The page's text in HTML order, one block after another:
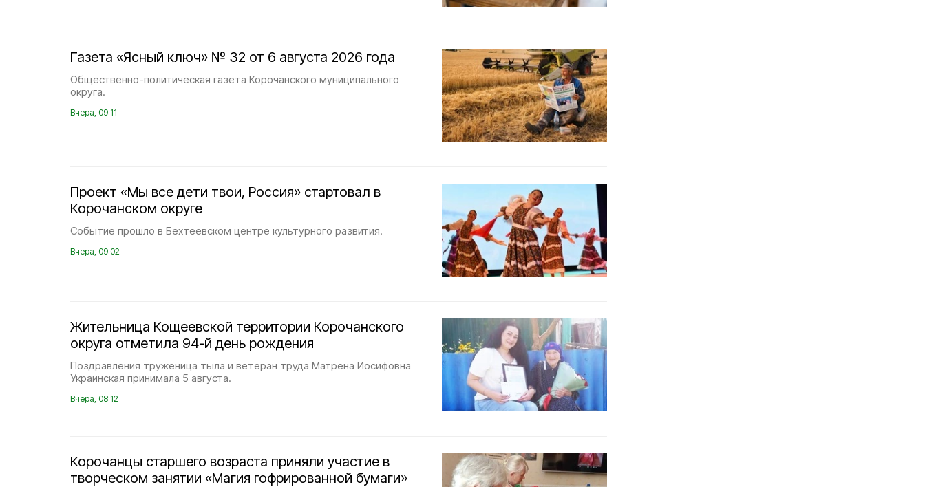
Газета «Ясный ключ» № 32 от 6 августа 2026 года
Общественно-политическая газета Корочанского муниципального
округа.
Вчера, 09:11
Проект «Мы все дети твои, Россия» стартовал в
Корочанском округе
Событие прошло в Бехтеевском центре культурного развития.
Вчера, 09:02
Жительница Кощеевской территории Корочанского
округа отметила 94-й день рождения
Поздравления труженица тыла и ветеран труда Матрена Иосифовна
Украинская принимала 5 августа.
Вчера, 08:12
Корочанцы старшего возраста приняли участие в
творческом занятии «Магия гофрированной бумаги»